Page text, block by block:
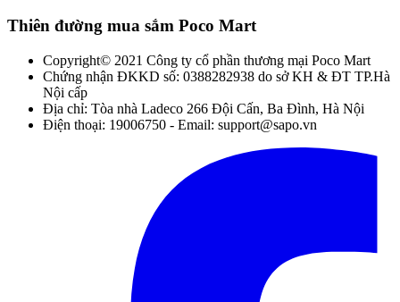
Thiên đường mua sắm Poco Mart
Copyright© 2021 Công ty cổ phần thương mại Poco Mart
Chứng nhận ĐKKD số: 0388282938 do sở KH & ĐT TP.Hà
Nội cấp
Địa chỉ: Tòa nhà Ladeco 266 Đội Cấn, Ba Đình, Hà Nội
Điện thoại: 19006750 - Email: support@sapo.vn